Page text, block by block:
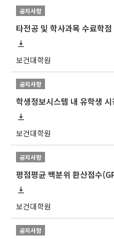
공지사항
타전공 및 학사과목 수료학
보건대학원
공지사항
보건대학원
공지사항
평점평균 백분위 환산점수
보건대학원
공지사항